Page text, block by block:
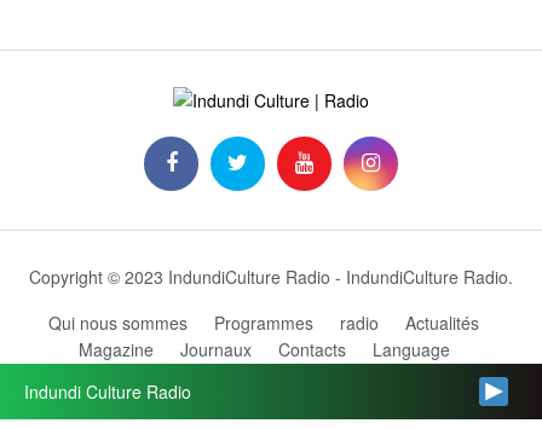
Copyright © 2023 IndundiCulture Radio - IndundiCulture Radio.
Qui nous sommes
Programmes radio
Actualités
Magazine
Journaux Contacts
Language
Indundi Culture Radio